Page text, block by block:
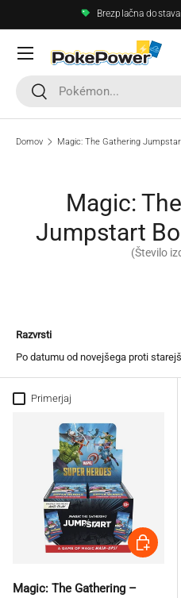
Preskoči na vsebino
Brezplačna
Išči
Meni
Domov Magic: The Gathering
Magic:
Jumpstart
(Število
Razvrsti
Po datumu od novejšega proti
Primerjaj
Magic: The Gathering –
Dodaj v